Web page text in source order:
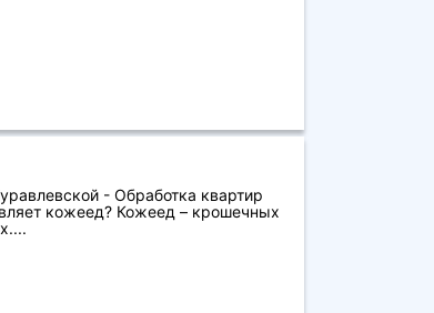
- Обработка квартир
кожеед? Кожеед – крошечных